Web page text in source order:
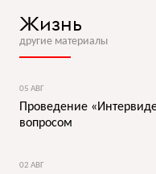
Жизнь
другие материалы
05 АВГ
Проведение
вопросом
02 АВГ